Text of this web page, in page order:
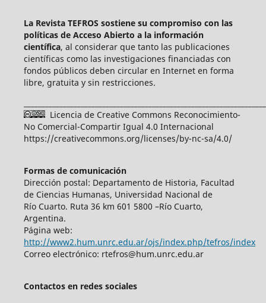
La Revista TEFROS sostiene su compromiso con las
políticas de Acceso Abierto a la información
científica, al considerar que tanto las publicaciones
científicas como las investigaciones financiadas con
fondos públicos deben circular en Internet en forma
libre, gratuita y sin restricciones.
Licencia de Creative Commons Reconocimiento-
No Comercial-Compartir Igual 4.0 Internacional
https://creativecommons.org/licenses/by-nc-sa/4.0/
Formas de comunicación
Dirección postal: Departamento de Historia, Facultad
de Ciencias Humanas, Universidad Nacional de
Río Cuarto. Ruta 36 km 601 5800 –Río Cuarto,
Argentina.
Página web:
http://www2.hum.unrc.edu.ar/ojs/index.php/tefros/index
Correo electrónico: rtefros@hum.unrc.edu.ar
Contactos en redes sociales